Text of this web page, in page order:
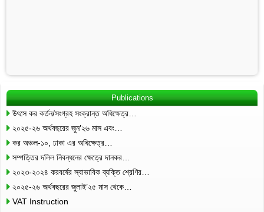
Publications
উৎসে কর কর্তন/সংগ্রহ সংক্রান্ত অধিক্ষেত্র…
২০২৫-২৬ অর্থবছরের জুন’২৬ মাস এবং…
কর অঞ্চল-১০, ঢাকা এর অধিক্ষেত্র…
সম্পত্তির দলিল নিবন্ধনের ক্ষেত্রে দানকর…
২০২৩-২০২৪ করবর্ষের স্বাভাবিক ব্যক্তি শ্রেণির…
২০২৫-২৬ অর্থবছরের জুলাই’২৫ মাস থেকে…
VAT Instruction